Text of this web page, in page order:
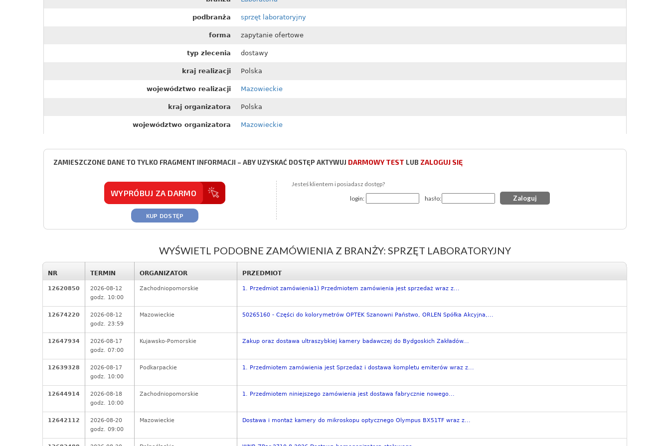
podbranża sprzęt laboratoryjny
forma zapytanie ofertowe
typ zlecenia dostawy
kraj realizacji Polska
województwo realizacji Mazowieckie
kraj organizatora Polska
województwo organizatora Mazowieckie
ZAMIESZCZONE DANE TO TYLKO FRAGMENT INFORMACJI – ABY UZYSKAĆ DOSTĘP AKTYWUJ DARMOWY TEST LUB ZALOGUJ SIĘ
WYPRÓBUJ ZA DARMO
KUP DOSTĘP
Jesteś klientem i posiadasz dostęp?
login:
hasło:
WYŚWIETL PODOBNE ZAMÓWIENIA Z BRANŻY: SPRZĘT LABORATORYJNY
NR TERMIN ORGANIZATOR PRZEDMIOT
12620850
2026-08-12
godz. 10:00
Zachodniopomorskie 1. Przedmiot zamówienia1) Przedmiotem zamówienia jest sprzedaż wraz z...
12674220
2026-08-12
godz. 23:59
Mazowieckie 50265160 - Części do kolorymetrów OPTEK Szanowni Państwo, ORLEN Spółka Akcyjna,...
12647934
2026-08-17
godz. 07:00
Kujawsko-Pomorskie Zakup oraz dostawa ultraszybkiej kamery badawczej do Bydgoskich Zakładów...
12639328
2026-08-17
godz. 10:00
Podkarpackie 1. Przedmiotem zamówienia jest Sprzedaż i dostawa kompletu emiterów wraz z...
12644914
2026-08-18
godz. 10:00
Zachodniopomorskie 1. Przedmiotem niniejszego zamówienia jest dostawa fabrycznie nowego...
12642112
2026-08-20
godz. 09:00
Mazowieckie Dostawa i montaż kamery do mikroskopu optycznego Olympus BX51TF wraz z...